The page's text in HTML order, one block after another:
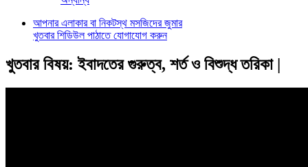
আপনার এলাকার বা নিকটস্থ মসজিদের জুমার
খুতবার শিডিউল পাঠাতে যোগাযোগ করুন
খুতবার বিষয়: ইবাদতের গুরুত্ব, শর্ত ও বিশুদ্ধ তরিকা |